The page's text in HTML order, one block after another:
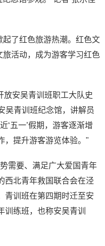
起了红色旅游热潮。红色文
活动，成为游客学习红色
放安吴青训班职工大队史
吴青训班纪念馆，讲解员
‘五一’假期，游客逐渐增
，提升游客游览体验。"
需要、满足广大爱国青年
西北青年救国联合会在泾
青训班在第四期时迁至安
练班，也称安吴青训